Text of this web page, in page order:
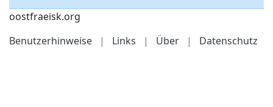
oostfraeisk.org
Benutzerhinweise
| Links | Über | Datenschutz